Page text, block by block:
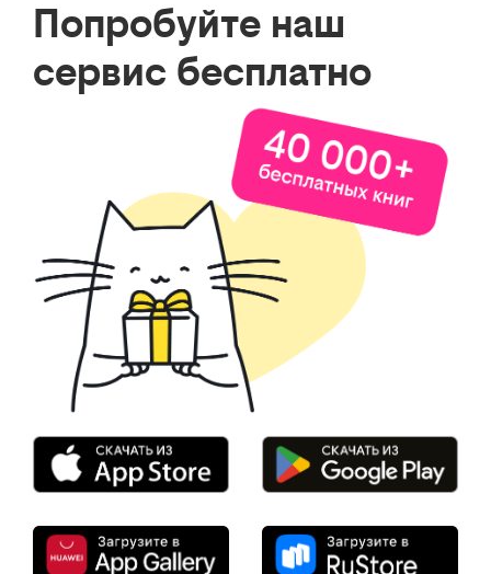
Попробуйте наш
сервис бесплатно